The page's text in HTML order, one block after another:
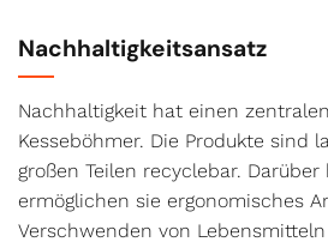
Nachhaltigkeitsansatz
Nachhaltigkeit hat einen
Kesseböhmer. Die Produkte sind
großen Teilen recyclebar. Darüber
ermöglichen sie ergonomisches
Verschwenden von